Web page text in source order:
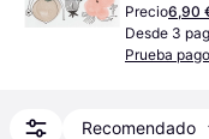
Precio6,90
Desde 3
Prueba
Recomendado